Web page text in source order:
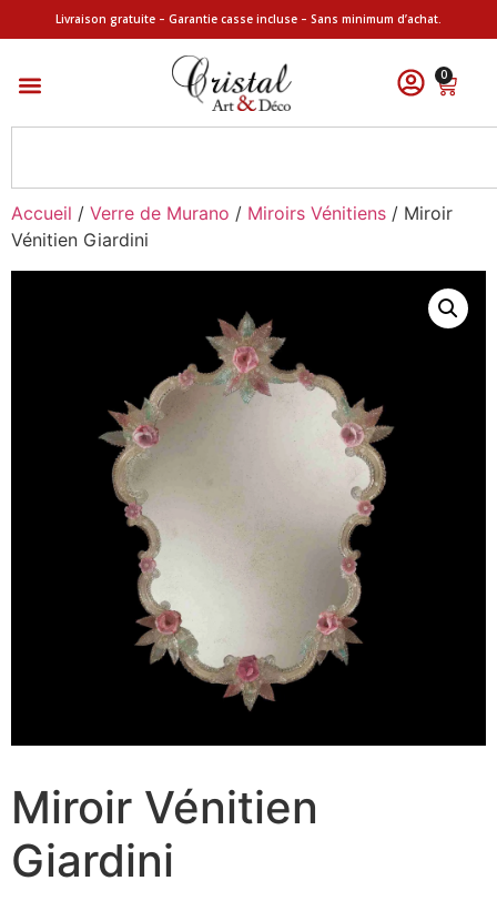
Livraison gratuite – Garantie casse incluse – Sans minimum d’achat.
0
Accueil / Verre de Murano / Miroirs Vénitiens / Miroir
Vénitien Giardini
Miroir Vénitien
Giardini